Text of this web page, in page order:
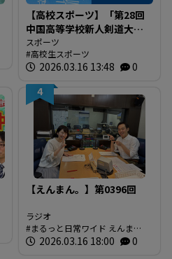
【高校スポーツ】「第28回
中国高等学校新人剣道大
会」結果
スポーツ
高校生スポーツ
2026.03.16 13:48
0
4
【えんまん。】第0396回
ラジオ
まるっと日常ワイド えんま
ん。 放送内容
2026.03.16 18:00 0